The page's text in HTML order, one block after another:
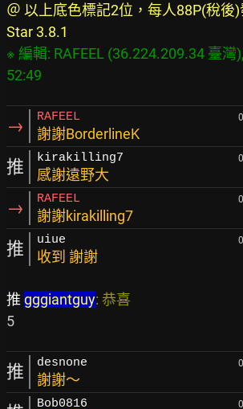
＠ 以上底色標記2位，每人88P(稅後
Star 3.8.1
※ 編輯: RAFEEL (36.224.209.34 臺
→ RAFEEL
謝謝BorderlineK
推 kirakilling7
感謝遠野大
→ RAFEEL
謝謝kirakilling7
推 uiue
收到 謝謝
推 gggiantguy: 恭
推 desnone
謝謝～
Bob0816